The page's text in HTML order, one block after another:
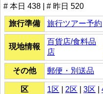
# 本日 438 | # 昨日 520
旅行準備 旅行ツアー予約
現地情報
百貨店/食料品
店
その他 郵便・別送品
区 1区 2区 3区